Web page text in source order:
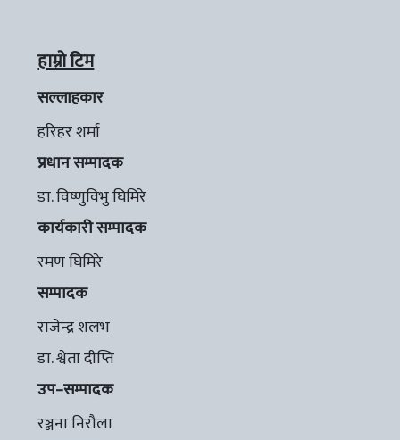
हाम्रो टिम
सल्लाहकार
हरिहर शर्मा
प्रधान सम्पादक
डा. विष्णुविभु घिमिरे
कार्यकारी सम्पादक
रमण घिमिरे
सम्पादक
राजेन्द्र शलभ
डा. श्वेता दीप्ति
उप–सम्पादक
रञ्जना निरौला